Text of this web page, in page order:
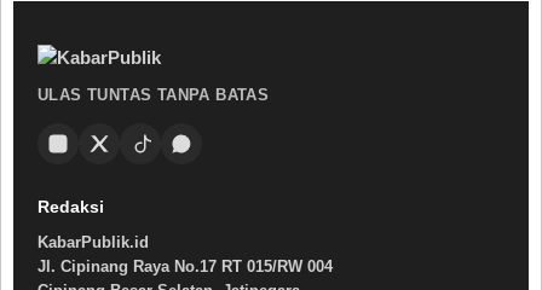
ULAS TUNTAS TANPA BATAS
Redaksi
KabarPublik.id
Jl. Cipinang Raya No.17 RT 015/RW 004